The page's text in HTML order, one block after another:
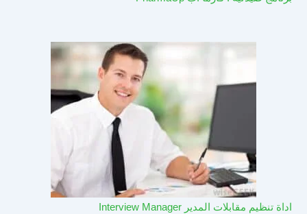
اداة تنظيم مقابلات المدير Interview Manager